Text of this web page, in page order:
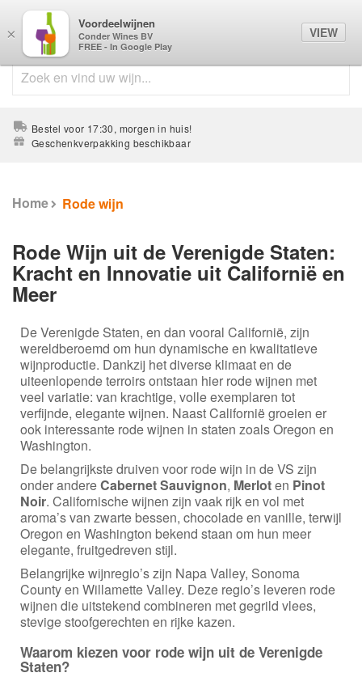
0
Bestel voor 17:30, morgen in huis!
Geschenkverpakking beschikbaar
Home Rode wijn
Rode Wijn uit de Verenigde Staten:
Kracht en Innovatie uit Californië en
Meer
De Verenigde Staten, en dan vooral Californië, zijn
wereldberoemd om hun dynamische en kwalitatieve
wijnproductie. Dankzij het diverse klimaat en de
uiteenlopende terroirs ontstaan hier rode wijnen met
veel variatie: van krachtige, volle exemplaren tot
verfijnde, elegante wijnen. Naast Californië groeien er
ook interessante rode wijnen in staten zoals Oregon en
Washington.
De belangrijkste druiven voor rode wijn in de VS zijn
onder andereCabernet Sauvignon, Merloten Pinot
Noir. Californische wijnen zijn vaak rijk en vol met
aroma’s van zwarte bessen, chocolade en vanille, terwijl
Oregon en Washington bekend staan om hun meer
elegante, fruitgedreven stijl.
Belangrijke wijnregio’s zijn Napa Valley, Sonoma
County en Willamette Valley. Deze regio’s leveren rode
wijnen die uitstekend combineren met gegrild vlees,
stevige stoofgerechten en rijke kazen.
Waarom kiezen voor rode wijn uit de Verenigde
Staten?
×
Voordeelwijnen
Conder Wines BV
FREE - In Google Play
VIEW